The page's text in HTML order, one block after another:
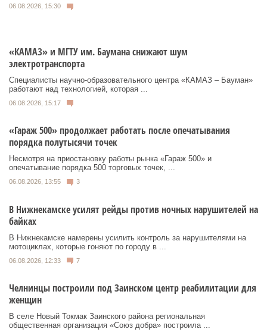
06.08.2026, 15:30
«КАМАЗ» и МГТУ им. Баумана снижают шум
электротранспорта
Специалисты научно-образовательного центра «КАМАЗ – Бауман»
работают над технологией, которая ...
06.08.2026, 15:17
«Гараж 500» продолжает работать после опечатывания
порядка полутысячи точек
Несмотря на приостановку работы рынка «Гараж 500» и
опечатывание порядка 500 торговых точек, ...
06.08.2026, 13:55 3
В Нижнекамске усилят рейды против ночных нарушителей на
байках
В Нижнекамске намерены усилить контроль за нарушителями на
мотоциклах, которые гоняют по городу в ...
06.08.2026, 12:33 7
Челнинцы построили под Заинском центр реабилитации для
женщин
В селе Новый Токмак Заинского района региональная
общественная организация «Союз добра» построила ...